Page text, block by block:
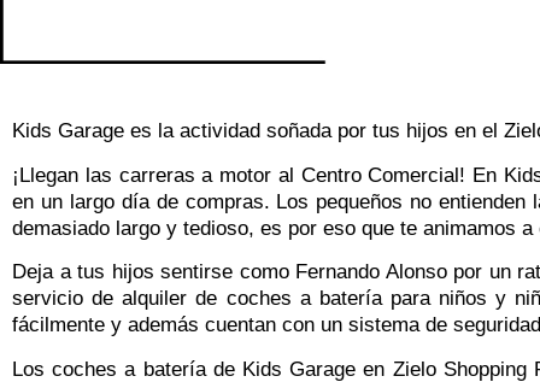
Kids Garage es la actividad soñada por tus hijos en el
¡Llegan las carreras a motor al Centro Comercial! En
en un largo día de compras. Los pequeños no
demasiado largo y tedioso, es por eso que te animamos
Deja a tus hijos sentirse como Fernando Alonso por un
servicio de alquiler de coches a batería para niños y
fácilmente y además cuentan con un sistema de
Los coches a batería de Kids Garage en Zielo